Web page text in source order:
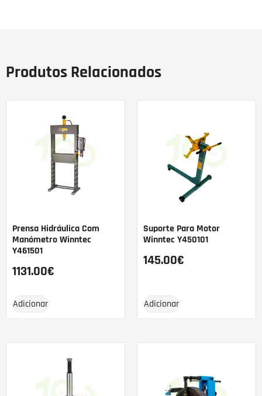
Produtos Relacionados
Prensa Hidráulica Com
Manómetro Winntec
Y461501
1131.00€
Adicionar
Suporte Para Motor
Winntec Y450101
145.00€
Adicionar